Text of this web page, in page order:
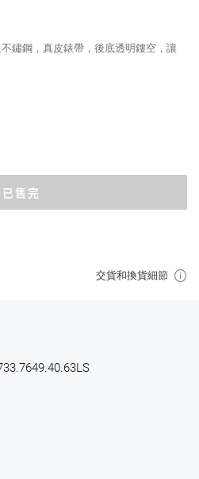
鏽鋼，真皮錶帶，後底透明鏤空，讓
已售完
交貨和換貨細節